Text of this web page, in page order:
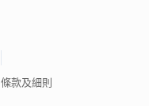
條款及細則